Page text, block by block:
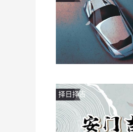
择日择吉